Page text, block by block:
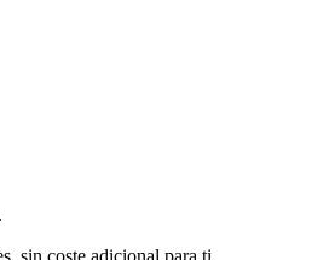
sin coste adicional para ti.